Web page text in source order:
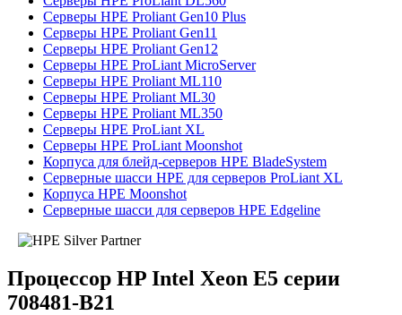
Серверы HPE Proliant Gen10 Plus
Серверы HPE Proliant Gen11
Серверы HPE Proliant Gen12
Серверы HPE ProLiant MicroServer
Серверы HPE Proliant ML110
Серверы HPE Proliant ML30
Серверы HPE Proliant ML350
Серверы HPE ProLiant XL
Серверы HPE ProLiant Moonshot
Корпуса для блейд-серверов HPE BladeSystem
Серверные шасси HPE для серверов ProLiant XL
Корпуса HPE Moonshot
Серверные шасси для серверов HPE Edgeline
Процессор HP Intel Xeon E5 серии
708481-B21